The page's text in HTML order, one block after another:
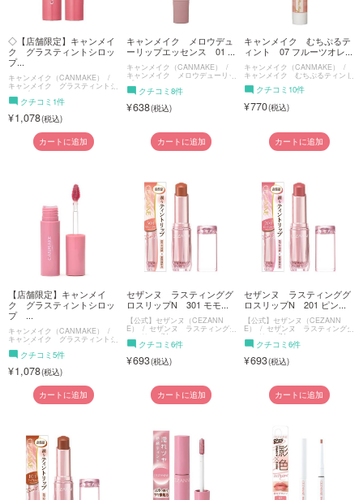
◇【店舗限定】キャンメイ
ク グラスティントシロッ
プ...
キャンメイク（CANMAKE）
キャンメイク グラスティントシ
ロップ
クチコミ1件
1,078
カートに追加
キャンメイク メロウデュ
ーリップエッセンス 01 ...
キャンメイク（CANMAKE）
キャンメイク メロウデューリッ
プエッセンス
クチコミ8件
638
カートに追加
キャンメイク むちぷるテ
ィント 07 フルーツオレ...
キャンメイク（CANMAKE）
キャンメイク むちぷるティント
クチコミ10件
770
カートに追加
【店舗限定】キャンメイ
ク グラスティントシロッ
プ ...
キャンメイク（CANMAKE）
キャンメイク グラスティントシ
ロップ
クチコミ5件
1,078
カートに追加
セザンヌ ラスティンググ
ロスリップN 301 モモ...
【公式】セザンヌ（CEZANN
E） セザンヌ ラスティンググ
ロスリップN
クチコミ6件
693
カートに追加
セザンヌ ラスティンググ
ロスリップN 201 ピン...
【公式】セザンヌ（CEZANN
E） セザンヌ ラスティンググ
ロスリップN
クチコミ6件
693
カートに追加